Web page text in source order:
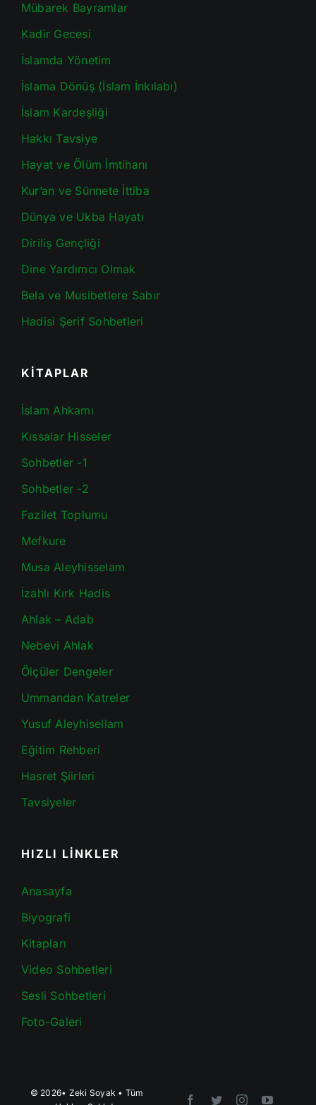
Mübarek Bayramlar
Kadir Gecesi
İslamda Yönetim
İslama Dönüş (İslam İnkılabı)
İslam Kardeşliği
Hakkı Tavsiye
Hayat ve Ölüm İmtihanı
Kur’an ve Sünnete İttiba
Dünya ve Ukba Hayatı
Diriliş Gençliği
Dine Yardımcı Olmak
Bela ve Musibetlere Sabır
Hadisi Şerif Sohbetleri
KİTAPLAR
İslam Ahkamı
Kıssalar Hisseler
Sohbetler -1
Sohbetler -2
Fazilet Toplumu
Mefkure
Musa Aleyhisselam
İzahlı Kırk Hadis
Ahlak – Adab
Nebevi Ahlak
Ölçüler Dengeler
Ummandan Katreler
Yusuf Aleyhisellam
Eğitim Rehberi
Hasret Şiirleri
Tavsiyeler
HIZLI LİNKLER
Anasayfa
Biyografi
Kitapları
Video Sohbetleri
Sesli Sohbetleri
Foto-Galeri
© 2026• Zeki Soyak • Tüm